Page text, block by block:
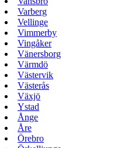
Varberg
Vellinge
Vimmerby
Vingåker
Vänersborg
Värmdö
Västervik
Västerås
Växjö
Ystad
Ånge
Åre
Örebro